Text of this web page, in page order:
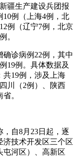
疆生产建设兵团报
例（上海4例，北
例（辽宁7例，北京
。
诊病例22例，其中
19例。具体数据及
共19例，涉及上海
川（2例）、陕西
。
自8月23日起，逐
济技术开发区三个区
屯河区）、高新区